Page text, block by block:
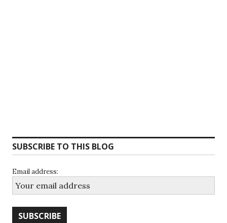
SUBSCRIBE TO THIS BLOG
Email address: